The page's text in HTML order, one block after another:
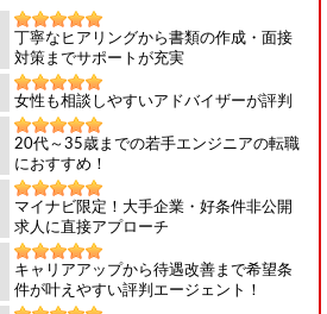
丁寧なヒアリングから書類の作成・面接
対策までサポートが充実
女性も相談しやすいアドバイザーが評判
20代～35歳までの若手エンジニアの転職
におすすめ！
マイナビ限定！大手企業・好条件非公開
求人に直接アプローチ
キャリアアップから待遇改善まで希望条
件が叶えやすい評判エージェント！